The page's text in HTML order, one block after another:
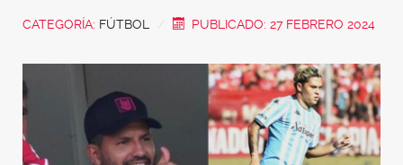
CATEGORÍA: FÚTBOL PUBLICADO: 27 FEBRERO 2024